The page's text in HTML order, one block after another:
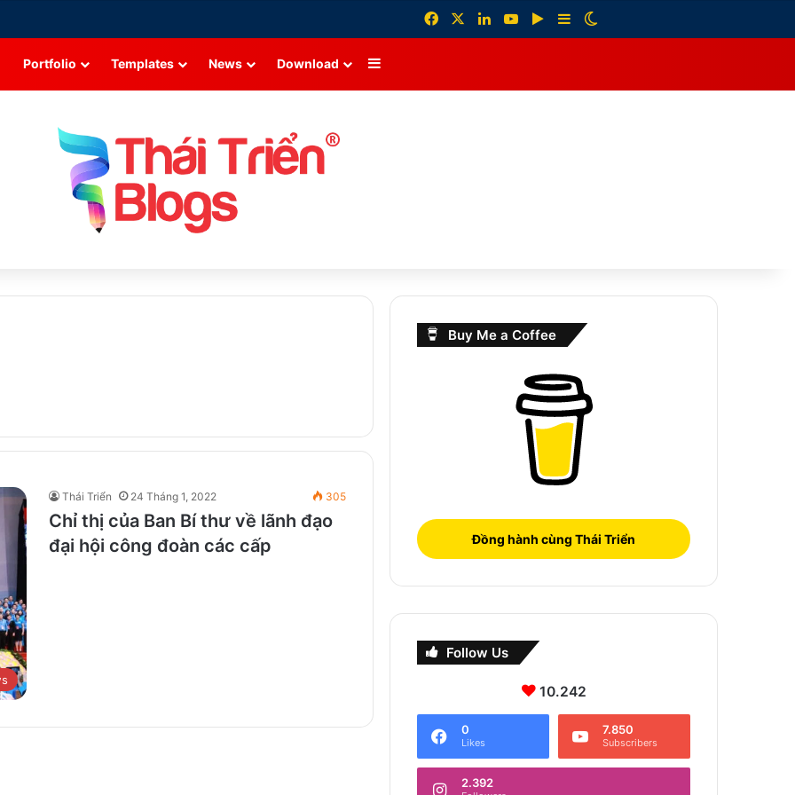
FacebookLinkedInYouTubeGoogle Play
Sidebar
Portfolio Templates News Download Sidebar
Thái Triển 24 Tháng 1, 2022 305
Chỉ thị của Ban Bí thư về lãnh đạo
đại hội công đoàn các cấp
Buy Me a Coffee
Đồng hành cùng Thái Triển
Follow Us
10.242
0
Likes
7.850
Subscribers
2.392